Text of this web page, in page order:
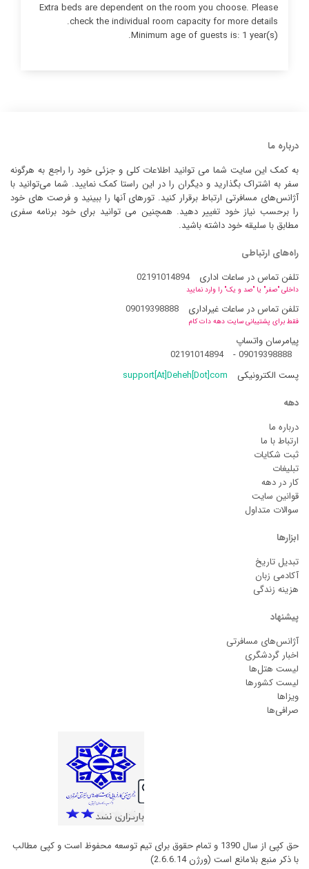
Extra beds are dependent on the room you choose. Please
check the individual room capacity for more details.
Minimum age of guests is: 1 year(s).
درباره ما
به کمک این سایت شما می توانید اطلاعات کلی و جزئی خود را راجع به هرگونه
سفر به اشتراک بگذارید و دیگران را در این راستا کمک نمایید. شما می‌توانید با
آژانس‌های مسافرتی ارتباط برقرار کنید. تورهای آنها را ببینید و فرصت های خود
را برحسب نیاز خود تغییر دهید. همچنین می توانید برای خود برنامه سفری
مطابق با سلیقه خود داشته باشید.
راه‌های ارتباطی
تلفن تماس در ساعات اداری
02191014894
داخلی "صفر" یا "صد و یک" را وارد نمایید
تلفن تماس در ساعات غیراداری 09019398888
فقط برای پشتیبانی سایت دهه دات کام
پیامرسان واتساپ
09019398888
-
02191014894
پست الکترونیکی
support[At]Deheh[Dot]com
دهه
درباره ما
ارتباط با ما
ثبت شکایات
تبلیغات
کار در دهه
قوانین سایت
سوالات متداول
ابزارها
تبدیل تاریخ
آکادمی زبان
هزینه زندگی
پیشنهاد
آژانس‌های مسافرتی
اخبار گردشگری
لیست هتل‌ها
لیست کشورها
ویزاها
صرافی‌ها
حق کپی از سال 1390 و تمام حقوق برای تیم توسعه محفوظ است و کپی مطالب
با ذکر منبع بلامانع است (ورژن 2.6.6.14)